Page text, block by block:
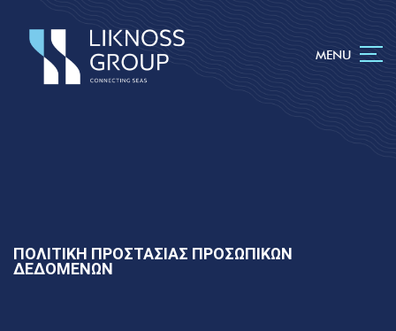
MENU
ΠΟΛΙΤΙΚΗ ΠΡΟΣΤΑΣΙΑΣ ΠΡΟΣΩΠΙΚΩΝ
ΔΕΔΟΜΕΝΩΝ